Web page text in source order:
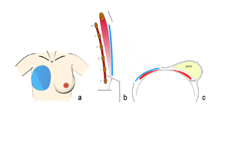
Op de pagina "Beslissen" staat alle informatie die u
kan verwachten tijdens een eerste consultatie
alvorens u de tumor laat verwijderen. Deze pagina is
zeer uitgebreid en uw plastisch chirurg zal enkel die
informatie vermelden die voor uw persoonlijke
situatie toepasbaar is.
"Verwijderen van de tumor" vertelt het verhaal van de
operatie zelf. Dit is de belangrijkste operatie want